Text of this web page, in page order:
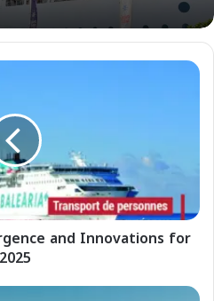
and Innovations for
2025